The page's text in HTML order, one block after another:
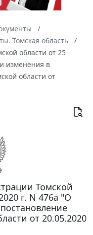
Томская область
области от 25
изменения в
области от
Томской
г. N 476а "О
от 20.05.2020